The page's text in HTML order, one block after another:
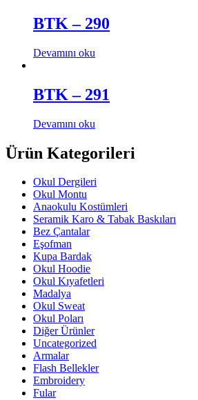
BTK – 290
Devamını oku
BTK – 291
Devamını oku
Ürün Kategorileri
Okul Dergileri
Okul Montu
Anaokulu Kostümleri
Seramik Karo & Tabak Baskıları
Bez Çantalar
Eşofman
Kupa Bardak
Okul Hoodie
Okul Kıyafetleri
Madalya
Okul Sweat
Okul Poları
Diğer Ürünler
Uncategorized
Armalar
Flash Bellekler
Embroidery
Fular